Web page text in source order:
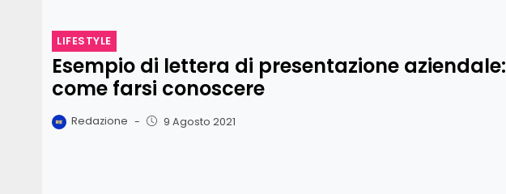
LIFESTYLE
Esempio di lettera di presentazione aziendale:
come farsi conoscere
Redazione - 9 Agosto 2021